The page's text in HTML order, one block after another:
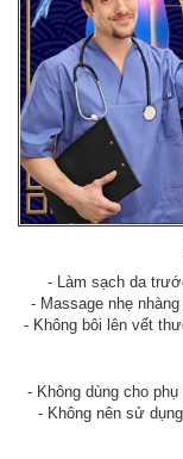
- Làm sạch da
- Massage nhẹ
- Không bôi lên vết
- Không dùng cho
- Không nên sử